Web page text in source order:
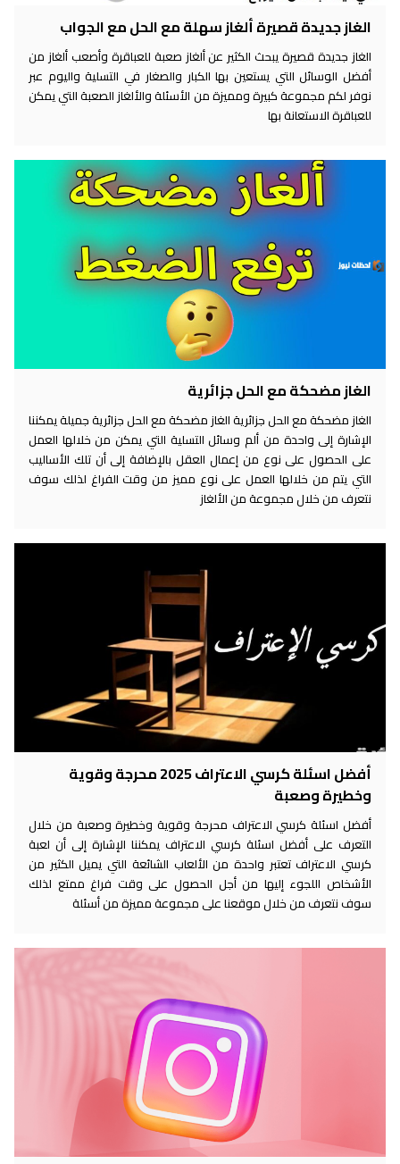
الغاز جديدة قصيرة ألغاز سهلة مع الحل مع الجواب
الغاز جديدة قصيرة يبحث الكثير عن ألغاز صعبة للعباقرة وأصعب ألغاز من
أفضل الوسائل التي يستعين بها الكبار والصغار في التسلية واليوم عبر
نوفر لكم مجموعة كبيرة ومميزة من الأسئلة والألغاز الصعبة التي يمكن
للعباقرة الاستعانة بها
الغاز مضحكة مع الحل جزائرية
الغاز مضحكة مع الحل جزائرية الغاز مضحكة مع الحل جزائرية جميلة يمكننا
الإشارة إلى واحدة من ألم وسائل التسلية التي يمكن من خلالها العمل
على الحصول على نوع من إعمال العقل بالإضافة إلى أن تلك الأساليب
التي يتم من خلالها العمل على نوع مميز من وقت الفراغ لذلك سوف
نتعرف من خلال مجموعة من الألغاز
أفضل اسئلة كرسي الاعتراف 2025 محرجة وقوية
وخطيرة وصعبة
أفضل اسئلة كرسي الاعتراف محرجة وقوية وخطيرة وصعبة من خلال
التعرف على أفضل اسئلة كرسي الاعتراف يمكننا الإشارة إلى أن لعبة
كرسي الاعتراف تعتبر واحدة من الألعاب الشائعة التي يميل الكثير من
الأشخاص اللجوء إليها من أجل الحصول على وقت فراغ ممتع لذلك
سوف نتعرف من خلال موقعنا على مجموعة مميزة من أسئلة